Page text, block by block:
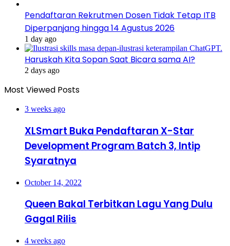
Pendaftaran Rekrutmen Dosen Tidak Tetap ITB
Diperpanjang hingga 14 Agustus 2026
1 day ago
Haruskah Kita Sopan Saat Bicara sama AI?
2 days ago
Most Viewed Posts
3 weeks ago
XLSmart Buka Pendaftaran X-Star
Development Program Batch 3, Intip
Syaratnya
October 14, 2022
Queen Bakal Terbitkan Lagu Yang Dulu
Gagal Rilis
4 weeks ago